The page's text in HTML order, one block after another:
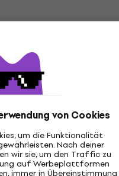
von Cookies
um die Funktionalität
Nach deiner
wir sie, um den Traffic zu
auf Werbeplattformen
immer in Übereinstimmung